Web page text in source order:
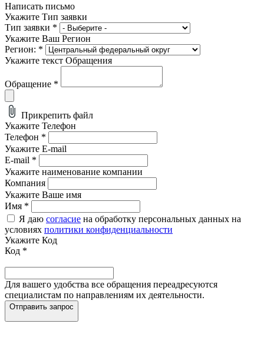
Написать письмо
Укажите Тип заявки
Тип заявки *
Укажите Ваш Регион
Регион: *
Укажите текст Обращения
Обращение *
Прикрепить файл
Укажите Телефон
Телефон *
Укажите E-mail
E-mail *
Укажите наименование компании
Компания
Укажите Ваше имя
Имя *
Я даю согласие на обработку персональных данных на
условиях политики конфиденциальности
Укажите Код
Код *
Для вашего удобства все обращения переадресуются
специалистам по направлениям их деятельности.
Отправить запрос